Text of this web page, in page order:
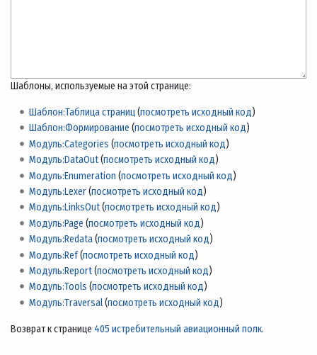
Шаблоны, используемые на этой странице:
Шаблон:Таблица страниц(посмотреть исходный код)
Шаблон:Формирование (посмотреть исходный код)
Модуль:Categories (посмотреть исходный код)
Модуль:DataOut(посмотреть исходный код)
Модуль:Enumeration (посмотреть исходный код)
Модуль:Lexer(посмотреть исходный код)
Модуль:LinksOut(посмотреть исходный код)
Модуль:Page (посмотреть исходный код)
Модуль:Redata(посмотреть исходный код)
Модуль:Ref(посмотреть исходный код)
Модуль:Report(посмотреть исходный код)
Модуль:Tools (посмотреть исходный код)
Модуль:Traversal(посмотреть исходный код)
Возврат к странице 405 истребительный авиационный полк.